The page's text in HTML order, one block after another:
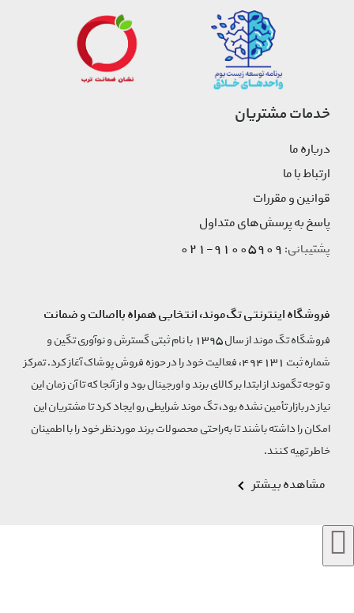
خدمات مشتریان
درباره ما
ارتباط با ما
قوانین و مقررات
پاسخ به پرسش‌های متداول
پشتیبانی:91005909-021
فروشگاه اینترنتی تگ‌موند، انتخابی همراه بااصالت و ضمانت
فروشگاه تگ موند از سال 1395 با نام ثبتی گسترش و نوآوری تگین و
شماره ثبت 494131، فعالیت خود را در حوزه فروش پوشاک آغاز کرد. تمرکز
و توجه تگموند از ابتدا بر کالای برند و اورجینال بود و از آنجا که تا آن زمان این
نیاز در بازار تأمین نشده بود، تگ موند شرایطی رو ایجاد کرد تا مشتریان این
امکان را داشته باشند تا به‌راحتی محصولات برند مورد‌نظر خود را با اطمینان
خاطر تهیه کنند.
مشاهده بیشتر